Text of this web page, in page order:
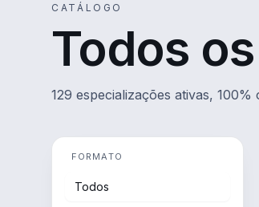
CATÁLOGO
Todos
129 especializações ativas,
FORMATO
Todos